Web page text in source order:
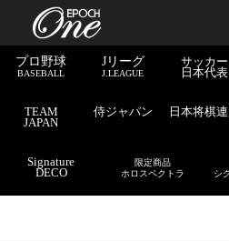
プロ野球
BASEBALL
Jリーグ
J.LEAGUE
サッカー
日本代表
TEAM
JAPAN
侍ジャパン 日本将棋
Signature
DECO
限定商品
ホロスペクトラ
シ